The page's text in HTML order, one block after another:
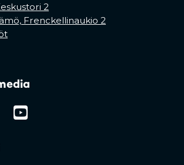
2
Frenckellinaukio 2
in a new tab)
(opens in a new tab)